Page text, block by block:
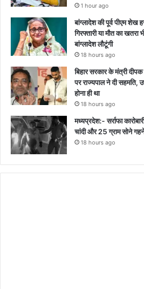
1 hour ago
बांग्लादेश की पूर्व पीएम शेख
गिरफ्तारी या मौत का
बांग्लादेश लौटूंगी
18 hours ago
बिहार सरकार के मंत्री
पर राज्यपाल ने दी सहमति,
होना ही था
18 hours ago
मध्यप्रदेश:- सर्राफा
चांदी और 25 ग्राम सोने
18 hours ago